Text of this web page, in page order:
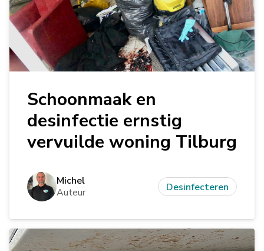
Schoonmaak en
desinfectie ernstig
vervuilde woning Tilburg
Michel
Auteur
Desinfecteren